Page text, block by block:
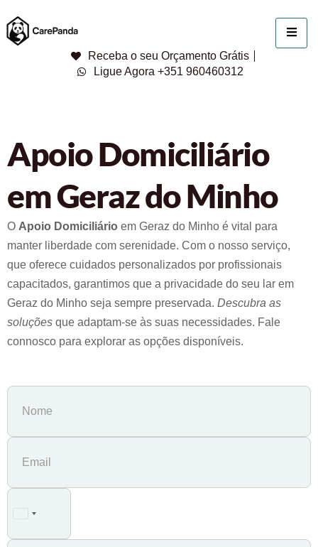
Receba o seu Orçamento Grátis
Ligue Agora +351 960460312
Apoio Domiciliário
em Geraz do Minho
O Apoio Domiciliário em Geraz do Minho é vital para
manter liberdade com serenidade. Com o nosso serviço,
que oferece cuidados personalizados por profissionais
capacitados, garantimos que a privacidade do seu lar em
Geraz do Minho seja sempre preservada. Descubra as
soluções que adaptam-se às suas necessidades. Fale
connosco para explorar as opções disponíveis.
Portugal
+351